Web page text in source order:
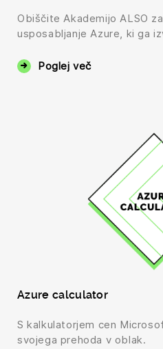
Obiščite Akademijo ALSO
usposabljanje Azure, ki ga
Poglej več
Azure calculator
S kalkulatorjem cen
svojega prehoda v oblak.